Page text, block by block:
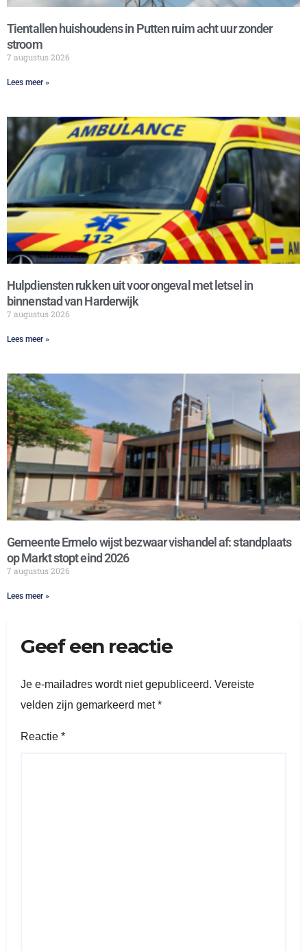
Tientallen huishoudens in Putten ruim acht uur zonder
stroom
7 augustus 2026
Lees meer »
Hulpdiensten rukken uit voor ongeval met letsel in
binnenstad van Harderwijk
7 augustus 2026
Lees meer »
Gemeente Ermelo wijst bezwaar vishandel af: standplaats
op Markt stopt eind 2026
7 augustus 2026
Lees meer »
Geef een reactie
Je e-mailadres wordt niet gepubliceerd. Vereiste
velden zijn gemarkeerd met*
Reactie *